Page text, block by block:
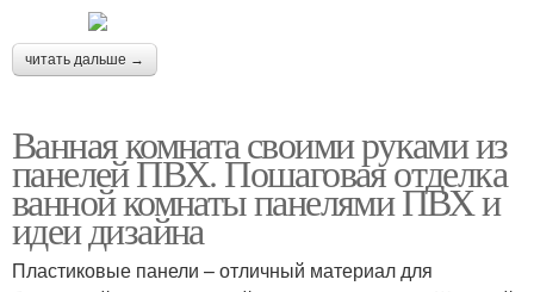
читать дальше →
Ванная комната своими руками из
панелей ПВХ. Пошаговая отделка
ванной комнаты панелями ПВХ и
идеи дизайна
Пластиковые панели – отличный материал для